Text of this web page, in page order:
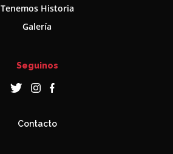
Tenemos Historia
Galería
Seguinos
Contacto